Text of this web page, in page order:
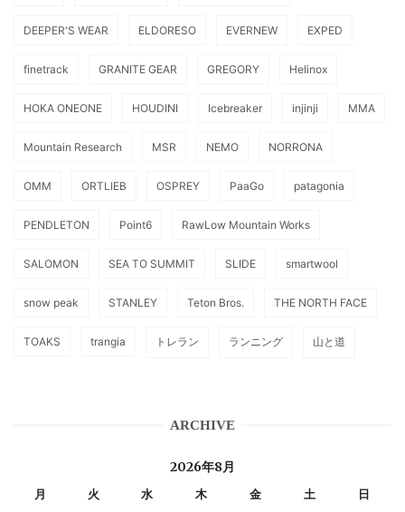
DEEPER'S WEAR ELDORESO EVERNEW EXPED
finetrack GRANITE GEAR GREGORY Helinox
HOKA ONEONE HOUDINI Icebreaker injinji MMA
Mountain Research MSR NEMO NORRONA
OMM ORTLIEB OSPREY PaaGo patagonia
PENDLETON Point6 RawLow Mountain Works
SALOMON SEA TO SUMMIT SLIDE smartwool
snow peak STANLEY Teton Bros. THE NORTH FACE
TOAKS trangia トレラン ランニング 山と道
ARCHIVE
2026年8月
月 火 水 木 金 土 日